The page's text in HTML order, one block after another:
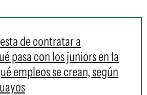
de contratar a
pasa con los juniors en la
empleos se crean, según